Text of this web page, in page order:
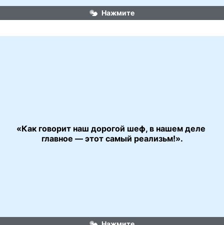
Нажмите
«Как говорит наш дорогой шеф, в нашем деле
главное — этот самый реализьм!».
«Бриллиантовая рука»